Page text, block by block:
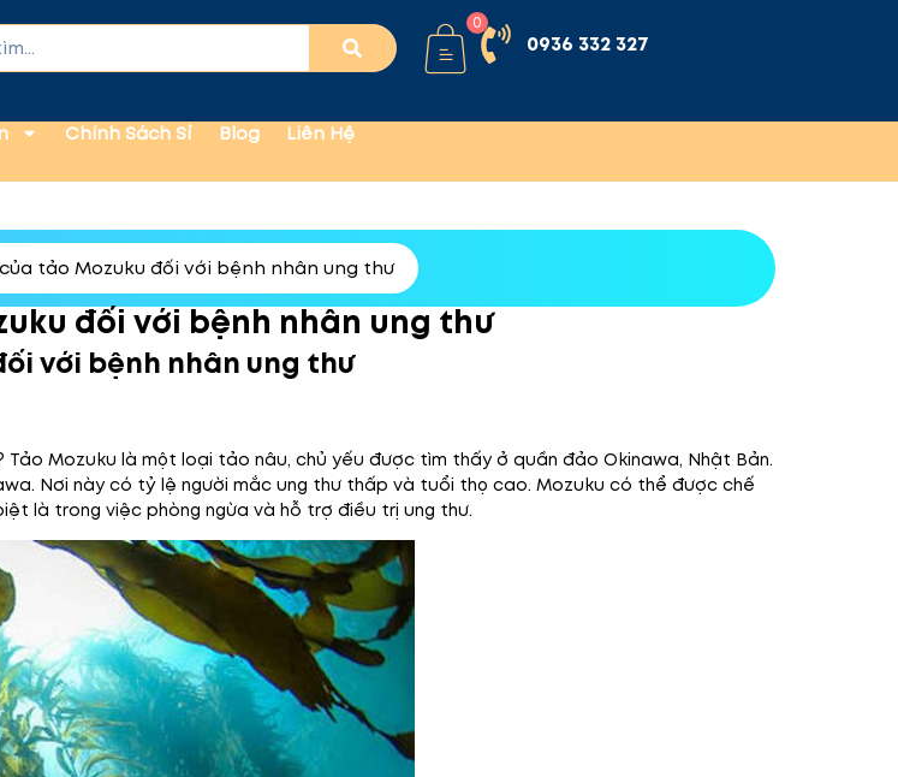
0
0936 332 327
Chính Sách Sỉ Blog Liên Hệ
tảo Mozuku đối với bệnh nhân ung thư
đối với bệnh nhân ung thư
với bệnh nhân ung thư
Mozuku là một loại tảo nâu, chủ yếu được tìm thấy ở quần đảo Okinawa, Nhật Bản.
Nơi này có tỷ lệ người mắc ung thư thấp và tuổi thọ cao. Mozuku có thể được chế
là trong việc phòng ngừa và hỗ trợ điều trị ung thư.